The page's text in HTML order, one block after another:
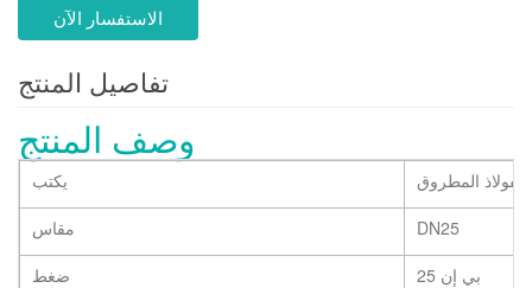
الاستفسار الآن
تفاصيل المنتج
وصف المنتج
يكتب
المطروق
مقاس
DN25
ضغط
بي إن 25